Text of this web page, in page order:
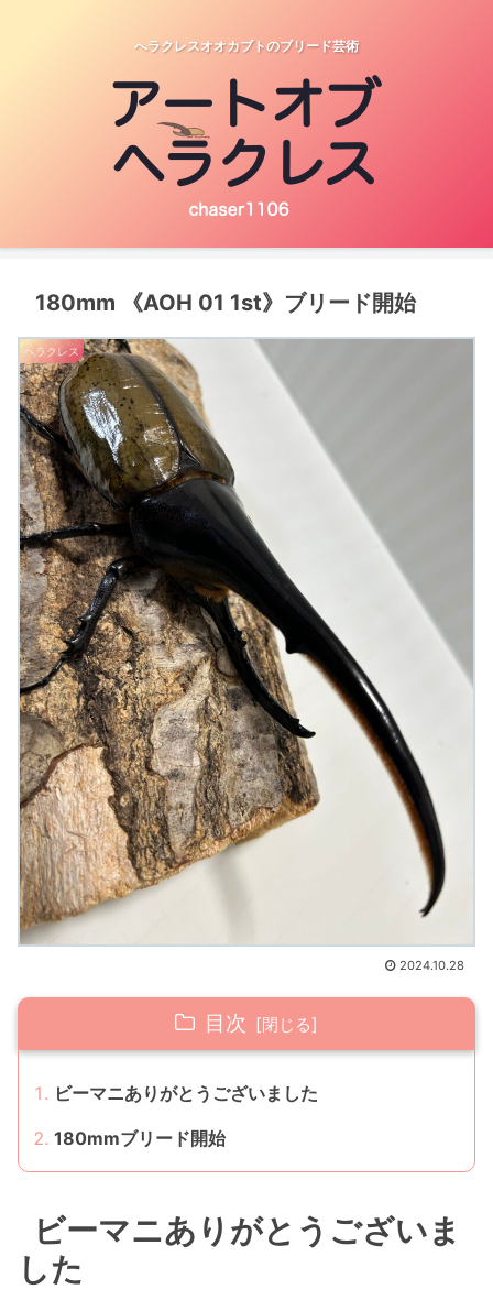
へラクレスオオカブトのブリード芸術
180mm 《AOH 01 1st》ブリード開始
ヘラクレス
2024.10.28
目次
ビーマニありがとうございました
180mmブリード開始
ビーマニありがとうございま
した